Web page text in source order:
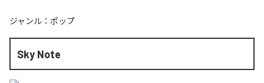
ジャンル： ポップ
Sky Note